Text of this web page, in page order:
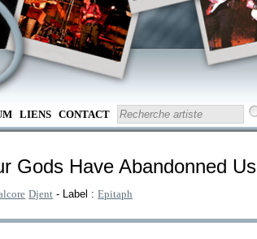
LIENS CONTACT
Gods Have Abandonned Us
Djent - Label :Epitaph